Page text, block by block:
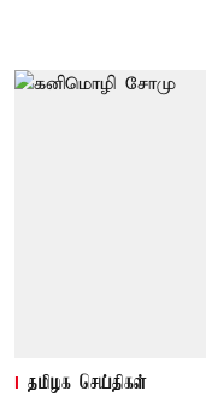
தமிழக செய்திகள்